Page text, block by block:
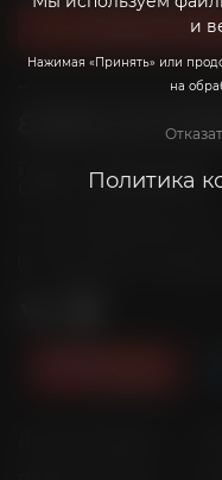
и
Нажимая «Принять» или
на
Политика
Связаться с
8 (800) 201-39-
Пн-Пт: с 10:00 до 20:00
Сб-Вс: с 10:00 до 19:00